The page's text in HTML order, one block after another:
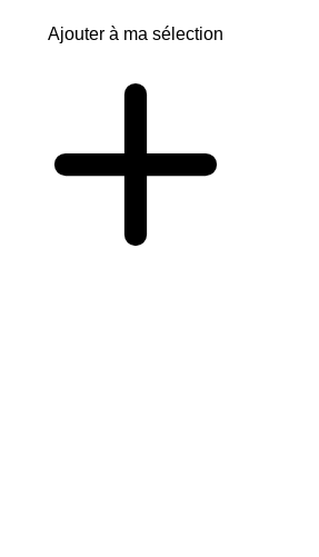
Ajouter à ma sélection